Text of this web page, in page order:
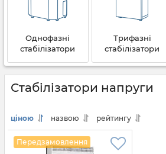
Однофазні
стабілізатори
Трифазні
стабілізатори
Стабілізатори напруги
ціною назвою рейтингу
Передзамовлення